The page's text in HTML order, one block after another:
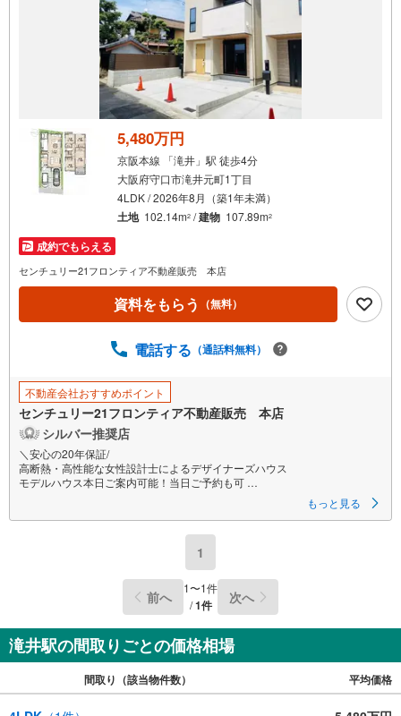
5,480万円
京阪本線 「滝井」駅 徒歩4分
大阪府守口市滝井元町1丁目
4LDK / 2026年8月（築1年未満）
土地 102.14m2 /建物 107.89m2
成約でもらえる
センチュリー21フロンティア不動産販売 本店
資料をもらう （無料）
電話する （通話料無料）
不動産会社おすすめポイント
センチュリー21フロンティア不動産販売 本店
シルバー推奨店
＼安心の20年保証/
高断熱・高性能な女性設計士によるデザイナーズハウス
モデルハウス本日ご案内可能！当日ご予約も可
＜立地＞
・守口市立さつき学園小中一貫校まで徒歩約10分
・関西医科大学総合医療センターまで徒歩約6分
・ファミリーマートスバル京阪千林店まで徒歩約4分
・スーパー玉出千林店まで徒歩約5分
・ライフ守口滝井店まで徒歩約6分
＜特徴＞
・対面式キッチンでリビングの様子を見ながらお料理できます
・各居室に収納がありお部屋をすっきりと保てます
・広々20帖のリビングです。家具を置いても広々としており、快適にお住
まいいただけます。
・窓が多く通風良好な開放感のあるおうちです
もっと見る
1
前へ 1〜1件
/1件 次へ
滝井駅の間取りごとの価格相場
間取り（該当物件数） 平均価格